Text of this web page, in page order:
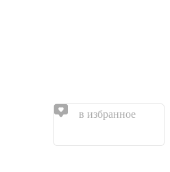
в избранное